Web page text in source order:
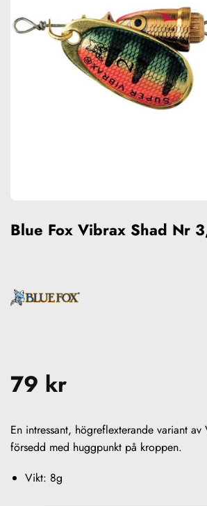
Blue Fox Vibrax Shad Nr
79 kr
En intressant, högreflexterande variant av
försedd med huggpunkt på kroppen.
Vikt: 8g